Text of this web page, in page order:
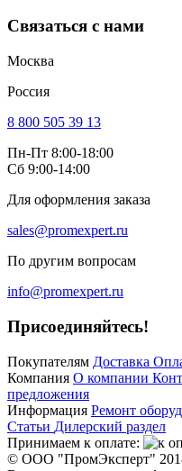
Связаться с нами
Москва
Россия
8 800 505 39 13
Пн-Пт 8:00-18:00
Сб 9:00-14:00
Для оформления заказа
sales@promexpert.ru
По другим вопросам
info@promexpert.ru
Присоединяйтесь!
Покупателям Доставка
Компания О компании
предложения
Информация Ремонт
Статьи Дилерский раздел
Принимаем к оплате:
© ООО "ПромЭксперт"